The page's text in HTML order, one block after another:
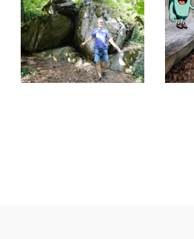
Interview mit
Khoa –
Leidenschaft
fürs Bouldern